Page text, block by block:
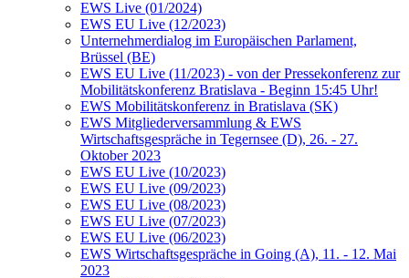
EWS Live (01/2024)
EWS EU Live (12/2023)
Unternehmerdialog im Europäischen Parlament,
Brüssel (BE)
EWS EU Live (11/2023) - von der Pressekonferenz zur
Mobilitätskonferenz Bratislava - Beginn 15:45 Uhr!
EWS Mobilitätskonferenz in Bratislava (SK)
EWS Mitgliederversammlung & EWS
Wirtschaftsgespräche in Tegernsee (D), 26. - 27.
Oktober 2023
EWS EU Live (10/2023)
EWS EU Live (09/2023)
EWS EU Live (08/2023)
EWS EU Live (07/2023)
EWS EU Live (06/2023)
EWS Wirtschaftsgespräche in Going (A), 11. - 12. Mai
2023